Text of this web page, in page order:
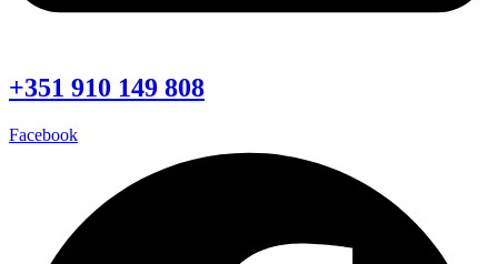
+351 910 149 808
Facebook